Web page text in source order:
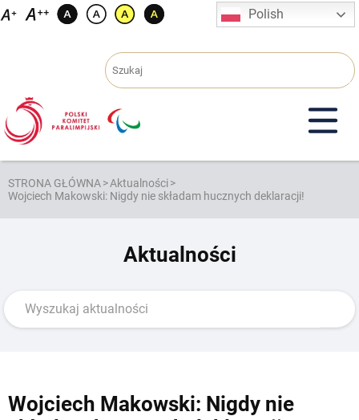
Przejdź
Polish
STRONA GŁÓWNA>Aktualności>
Wojciech Makowski: Nigdy nie składam hucznych deklaracji!
Aktualności
Wojciech Makowski: Nigdy nie